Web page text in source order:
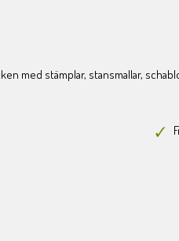
med stämplar, stansmallar,